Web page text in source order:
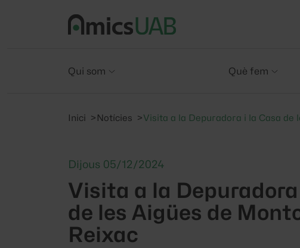
Qui som Què fem
Inici Notícies Visita a la Depuradora i la Casa de
Dijous 05/12/2024
Visita a la
de les Aigües de
Reixac